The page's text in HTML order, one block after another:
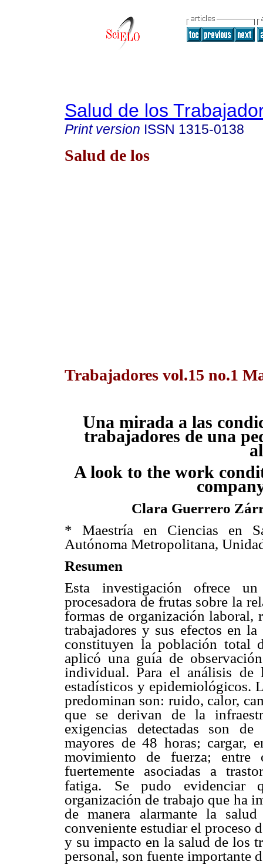
Salud de los
Print version ISSN 1315-0138
Salud de los
Trabajadores vol.15 no.1
Una mirada a las
trabajadores de una
A look to the work
Clara Guerrero
* Maestría en Ciencias en
Autónoma Metropolitana,
Resumen
Esta investigación ofrece
procesadora de frutas sobre la
formas de organización laboral,
trabajadores y sus efectos en
constituyen la población total
aplicó una guía de
individual. Para el análisis
estadísticos y epidemiológicos.
predominan son: ruido, calor,
que se derivan de la
exigencias detectadas son de
mayores de 48 horas; cargar,
movimiento de fuerza; entre
fuertemente asociadas a
fatiga.
Se pudo evidenciar
organización de trabajo que ha
de manera alarmante la
conveniente estudiar el proceso
y su impacto en la salud de los
personal, son fuente importante